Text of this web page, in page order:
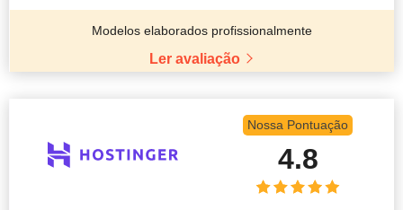
Modelos elaborados profissionalmente
Ler avaliação
Nossa Pontuação
4.8